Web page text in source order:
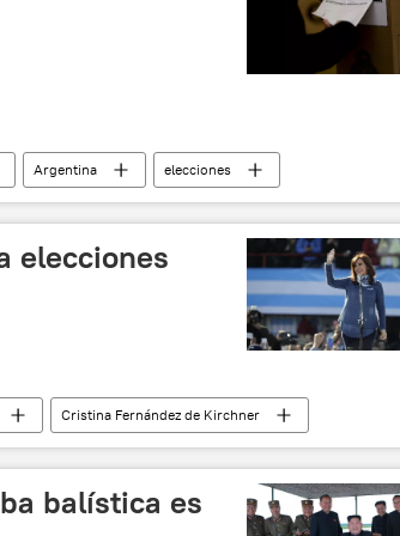
Argentina
elecciones
elecciones
Cristina Fernández de Kirchner
balística es